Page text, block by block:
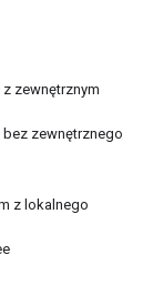
zewnętrznym
zewnętrznego
z lokalnego